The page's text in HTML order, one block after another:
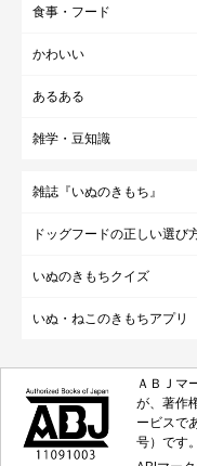
食事・フード
かわいい
あるある
雑学・豆知識
雑誌『いぬのきもち』
ドッグフードの正しい選び
いぬのきもちクイズ
いぬ・ねこのきもちアプリ
ＡＢＪマ
が、著作
ービスで
号）です。